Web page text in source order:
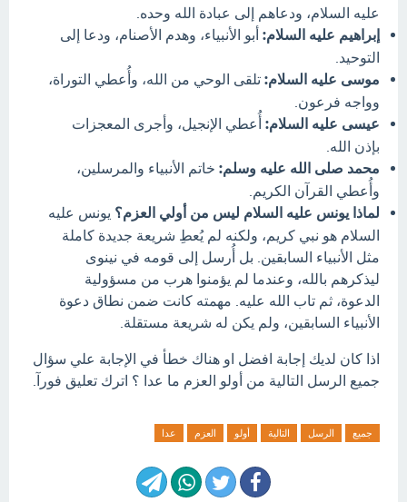
عليه السلام، ودعاهم إلى عبادة الله وحده.
إبراهيم عليه السلام: أبو الأنبياء، وهدم الأصنام، ودعا إلى
التوحيد.
موسى عليه السلام: تلقى الوحي من الله، وأُعطي التوراة،
وواجه فرعون.
عيسى عليه السلام: أُعطي الإنجيل، وأجرى المعجزات
بإذن الله.
محمد صلى الله عليه وسلم: خاتم الأنبياء والمرسلين،
وأُعطي القرآن الكريم.
لماذا يونس عليه السلام ليس من أولي العزم؟ يونس عليه
السلام هو نبي كريم، ولكنه لم يُعطِ شريعة جديدة كاملة
مثل الأنبياء السابقين. بل أُرسل إلى قومه في نينوى
ليذكرهم بالله، وعندما لم يؤمنوا هرب من مسؤولية
الدعوة، ثم تاب الله عليه. مهمته كانت ضمن نطاق دعوة
الأنبياء السابقين، ولم يكن له شريعة مستقلة.
اذا كان لديك إجابة افضل او هناك خطأ في الإجابة علي سؤال
جميع الرسل التالية من أولو العزم ما عدا ؟ اترك تعليق فورآ.
جميع الرسل التالية أولو العزم عدا